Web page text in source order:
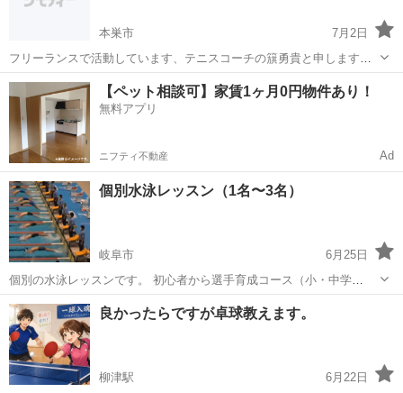
本巣市
7月2日
フリーランスで活動しています、テニスコーチの簱勇貴と申します。
現在、グループレッスンのメンバーを募集中です。 詳細は、月2回の
レッスンで1回2時間。 4名までのグループレッスンで、基礎練習の日
とゲーム練習の日を分けて行っ...
岐阜 本巣市 テニス レッスン
【ペット相談可】家賃1ヶ月0円物件あり！
無料アプリ
ニフティ不動産 Ad
個別水泳レッスン（1名〜3名）
岐阜市
6月25日
個別の水泳レッスンです。 初心者から選手育成コース（小・中学
生）、幼児から高齢者、障がいのある方まで指導いたします。 スイミ
ングスクールは苦手 スイミング進級テストに合格したい 選手・育成コ
ースだけどもっとタイムを伸ばした...
岐阜 岐阜市 水泳 コーチ
良かったらですが卓球教えます。
柳津駅 6月22日